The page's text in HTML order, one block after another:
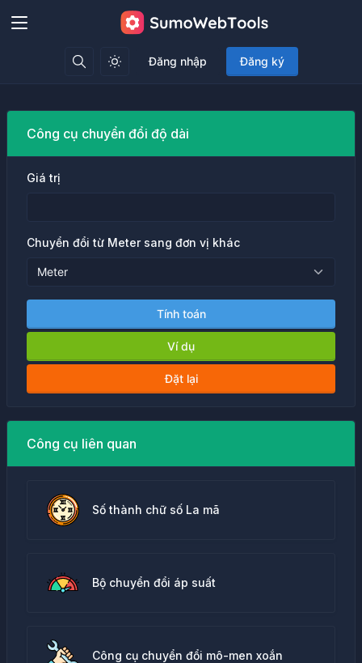
Đăng nhập Đăng ký
Công cụ chuyển đổi độ dài
Giá trị
Chuyển đổi từ Meter sang đơn vị khác
Tính toán
Ví dụ
Đặt lại
Công cụ liên quan
Số thành chữ số La mã
Bộ chuyển đổi áp suất
Công cụ chuyển đổi mô-men xoắn